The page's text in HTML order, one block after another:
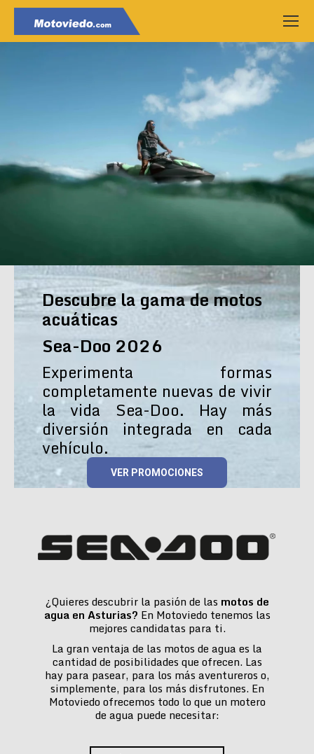
Descubre la gama de motos
acuáticas
Sea-Doo 2026
Experimenta formas
completamente nuevas de vivir
la vida Sea-Doo. Hay más
diversión integrada en cada
vehículo.
VER PROMOCIONES
¿Quieres descubrir la pasión de las motos de
agua en Asturias? En Motoviedo tenemos las
mejores candidatas para ti.
La gran ventaja de las motos de agua es la
cantidad de posibilidades que ofrecen. Las
hay para pasear, para los más aventureros o,
simplemente, para los más disfrutones. En
Motoviedo ofrecemos todo lo que un motero
de agua puede necesitar: